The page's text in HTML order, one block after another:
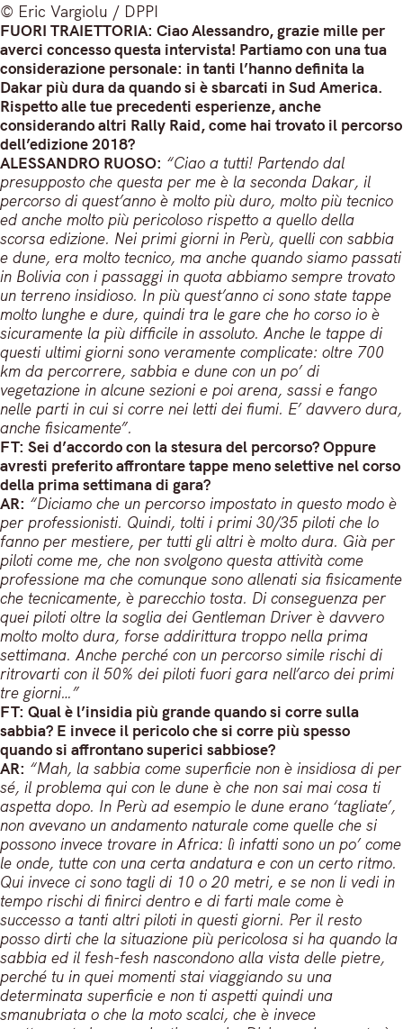
© Eric Vargiolu / DPPI
FUORI TRAIETTORIA: Ciao Alessandro, grazie mille per
averci concesso questa intervista! Partiamo con una tua
considerazione personale: in tanti l’hanno definita la
Dakar più dura da quando si è sbarcati in Sud America.
Rispetto alle tue precedenti esperienze, anche
considerando altri Rally Raid, come hai trovato il percorso
dell’edizione 2018?
ALESSANDRO RUOSO: “Ciao a tutti! Partendo dal
presupposto che questa per me è la seconda Dakar, il
percorso di quest’anno è molto più duro, molto più tecnico
ed anche molto più pericoloso rispetto a quello della
scorsa edizione. Nei primi giorni in Perù, quelli con sabbia
e dune, era molto tecnico, ma anche quando siamo passati
in Bolivia con i passaggi in quota abbiamo sempre trovato
un terreno insidioso. In più quest’anno ci sono state tappe
molto lunghe e dure, quindi tra le gare che ho corso io è
sicuramente la più difficile in assoluto. Anche le tappe di
questi ultimi giorni sono veramente complicate: oltre 700
km da percorrere, sabbia e dune con un po’ di
vegetazione in alcune sezioni e poi arena, sassi e fango
nelle parti in cui si corre nei letti dei fiumi. E’ davvero dura,
anche fisicamente”.
FT: Sei d’accordo con la stesura del percorso? Oppure
avresti preferito affrontare tappe meno selettive nel corso
della prima settimana di gara?
AR: “Diciamo che un percorso impostato in questo modo è
per professionisti. Quindi, tolti i primi 30/35 piloti che lo
fanno per mestiere, per tutti gli altri è molto dura. Già per
piloti come me, che non svolgono questa attività come
professione ma che comunque sono allenati sia fisicamente
che tecnicamente, è parecchio tosta. Di conseguenza per
quei piloti oltre la soglia dei Gentleman Driver è davvero
molto molto dura, forse addirittura troppo nella prima
settimana. Anche perché con un percorso simile rischi di
ritrovarti con il 50% dei piloti fuori gara nell’arco dei primi
tre giorni…”
FT: Qual è l’insidia più grande quando si corre sulla
sabbia? E invece il pericolo che si corre più spesso
quando si affrontano superici sabbiose?
AR: “Mah, la sabbia come superficie non è insidiosa di per
sé, il problema qui con le dune è che non sai mai cosa ti
aspetta dopo. In Perù ad esempio le dune erano ‘tagliate’,
non avevano un andamento naturale come quelle che si
possono invece trovare in Africa: lì infatti sono un po’ come
le onde, tutte con una certa andatura e con un certo ritmo.
Qui invece ci sono tagli di 10 o 20 metri, e se non li vedi in
tempo rischi di finirci dentro e di farti male come è
successo a tanti altri piloti in questi giorni. Per il resto
posso dirti che la situazione più pericolosa si ha quando la
sabbia ed il fesh-fesh nascondono alla vista delle pietre,
perché tu in quei momenti stai viaggiando su una
determinata superficie e non ti aspetti quindi una
smanubriata o che la moto scalci, che è invece